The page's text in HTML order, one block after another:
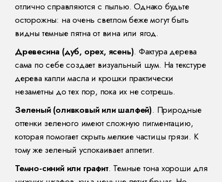
отлично справляются с пылью. Однако будьте
осторожны: на очень светлом беже могут быть
видны темные пятна от вина или ягод.
Древесина (дуб, орех, ясень). Фактура дерева
сама по себе создает визуальный шум. На текстуре
дерева капли масла и крошки практически
незаметны до тех пор, пока их не сотрешь.
Зеленый (оливковый или шалфей). Природные
оттенки зеленого имеют сложную пигментацию,
которая помогает скрыть мелкие частицы грязи. К
тому же зеленый успокаивает аппетит.
Темно-синий или графит. Темные тона хороши для